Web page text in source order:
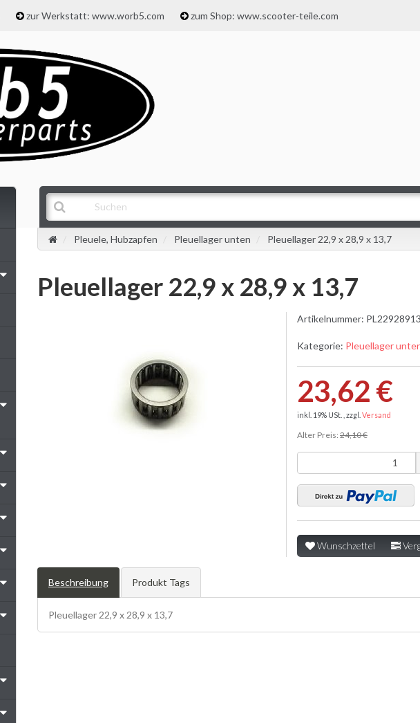
zur Werkstatt: www.worb5.com zum Shop: www.scooter-teile.com
Pleuele, Hubzapfen Pleuellager unten Pleuellager 22,9 x 28,9 x 13,7
Pleuellager 22,9 x 28,9 x 13,7
Artikelnummer:
Kategorie: Pleuellager
23,62 €
inkl. 19% USt. , zzgl. Versand
Alter Preis: 24,10 €
Wunschzettel
Beschreibung Produkt Tags
Pleuellager 22,9 x 28,9 x 13,7